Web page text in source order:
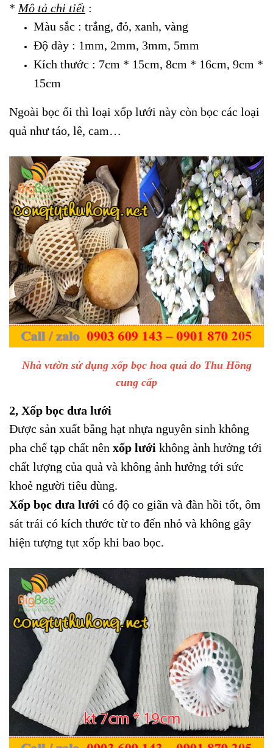
* Mô tả chi tiết :
Màu sắc : trắng, đỏ, xanh, vàng
Độ dày : 1mm, 2mm, 3mm, 5mm
Kích thước : 7cm * 15cm, 8cm * 16cm, 9cm *
15cm
Ngoài bọc ổi thì loại xốp lưới này còn bọc các loại
quả như táo, lê, cam…
Nhà vườn sử dụng xốp bọc hoa quả do Thu Hồng
cung cấp
2, Xốp bọc dưa lưới
Được sản xuất bằng hạt nhựa nguyên sinh không
pha chế tạp chất nên xốp lưới không ảnh hưởng tới
chất lượng của quả và không ảnh hưởng tới sức
khoẻ người tiêu dùng.
Xốp bọc dưa lưới có độ co giãn và đàn hồi tốt, ôm
sát trái có kích thước từ to đến nhỏ và không gây
hiện tượng tụt xốp khi bao bọc.